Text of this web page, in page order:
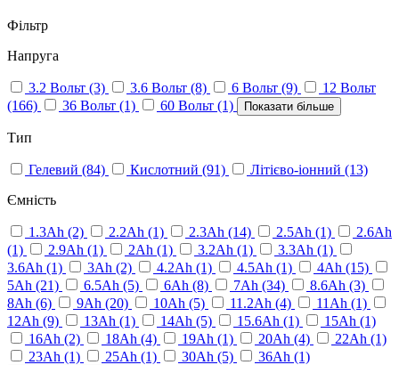
Фільтр
Напруга
3.2 Вольт (3) 3.6 Вольт (8) 6 Вольт (9)
12 Вольт
(166)
36 Вольт (1) 60 Вольт (1) Показати більше
Тип
Гелевий (84) Кислотний (91) Літієво-іонний (13)
Ємність
1.3Ah (2) 2.2Ah (1) 2.3Ah (14) 2.5Ah (1)
2.6Ah
(1)
2.9Ah (1) 2Ah (1) 3.2Ah (1) 3.3Ah (1)
3.6Ah (1) 3Ah (2) 4.2Ah (1) 4.5Ah (1) 4Ah (15)
5Ah (21) 6.5Ah (5) 6Ah (8) 7Ah (34) 8.6Ah (3)
8Ah (6) 9Ah (20) 10Ah (5) 11.2Ah (4) 11Ah (1)
12Ah (9) 13Ah (1) 14Ah (5) 15.6Ah (1) 15Ah (1)
16Ah (2) 18Ah (4) 19Ah (1) 20Ah (4) 22Ah (1)
23Ah (1) 25Ah (1) 30Ah (5) 36Ah (1)